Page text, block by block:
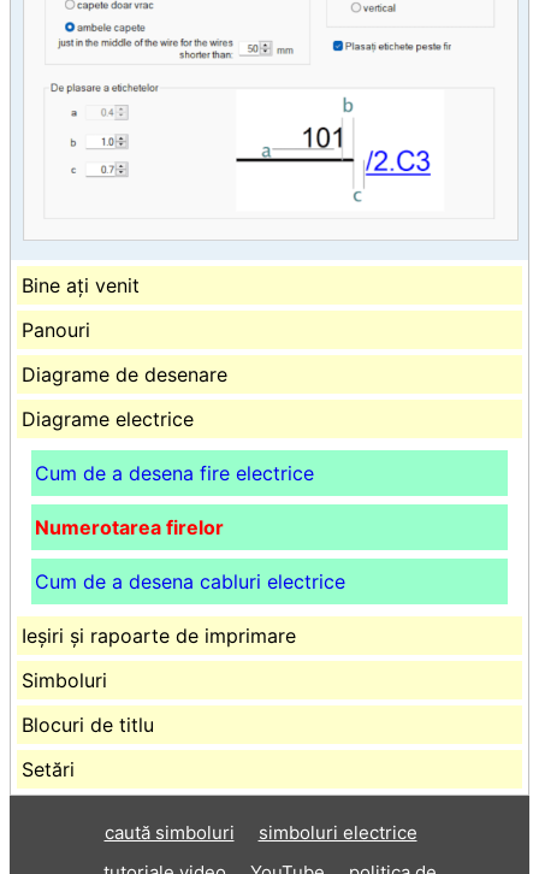
Bine ați venit
Panouri
Diagrame de desenare
Diagrame electrice
Cum de a desena fire electrice
Numerotarea firelor
Cum de a desena cabluri electrice
Ieșiri și rapoarte de imprimare
Simboluri
Blocuri de titlu
Setări
caută simboluri
simboluri electrice